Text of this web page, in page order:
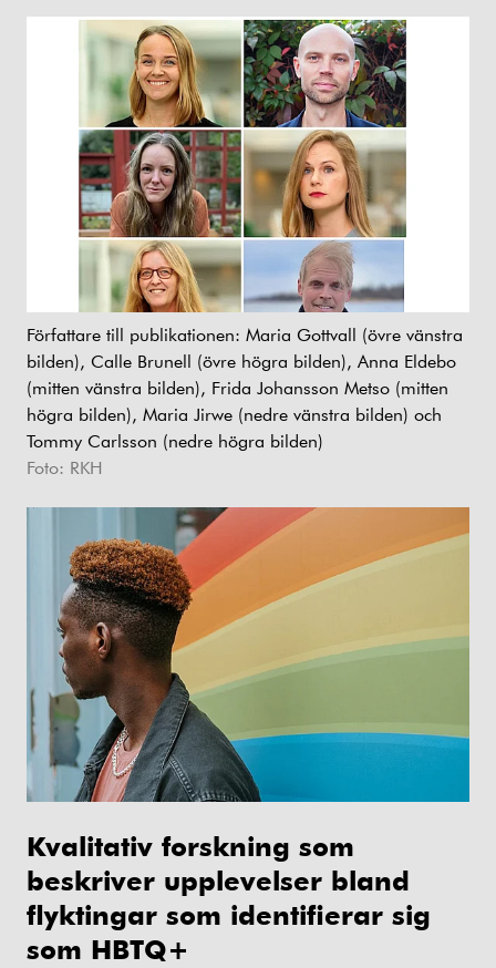
Författare till publikationen: Maria Gottvall (övre vänstra
bilden), Calle Brunell (övre högra bilden), Anna Eldebo
(mitten vänstra bilden), Frida Johansson Metso (mitten
högra bilden), Maria Jirwe (nedre vänstra bilden) och
Tommy Carlsson (nedre högra bilden)
Foto: RKH
Kvalitativ forskning som
beskriver upplevelser bland
flyktingar som identifierar sig
som HBTQ+